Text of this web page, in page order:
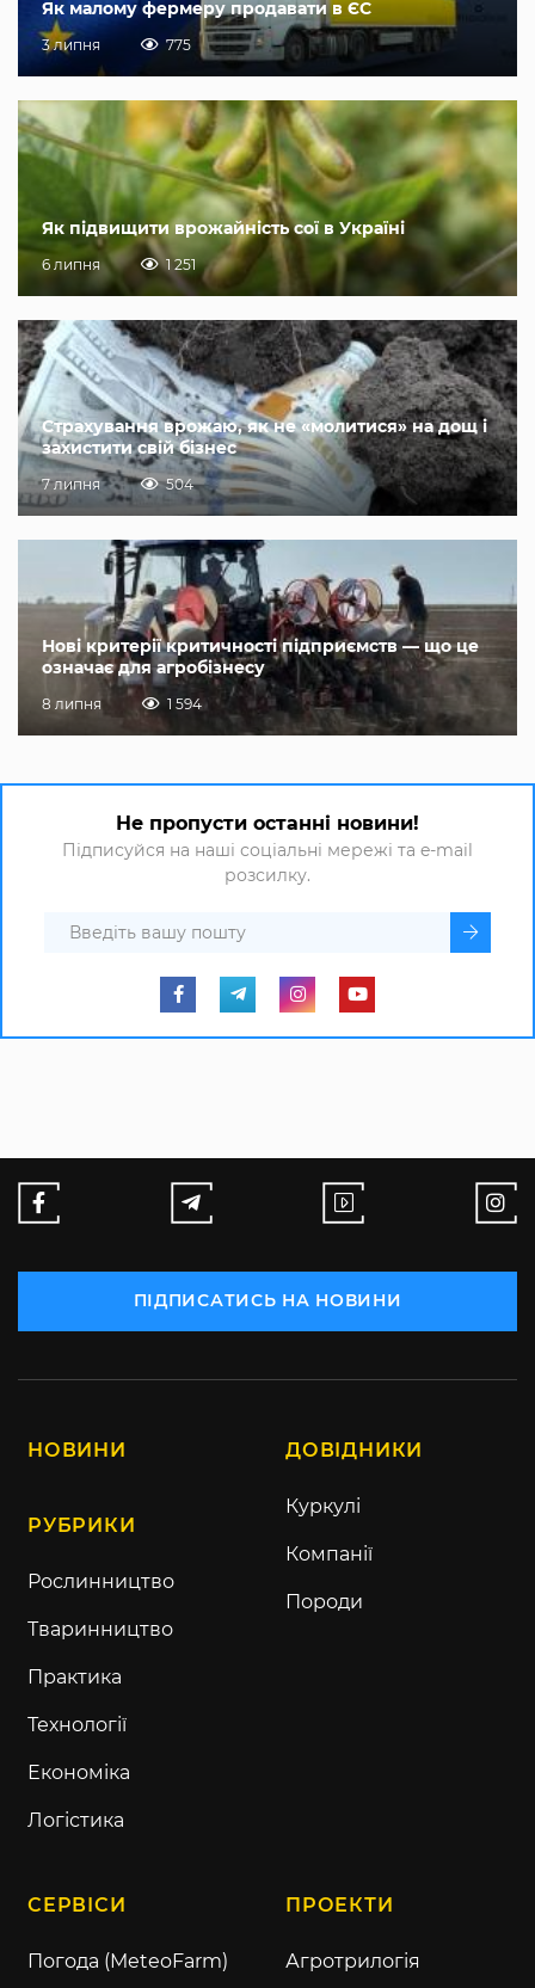
Як малому фермеру продавати в ЄС
3 липня 775
Як підвищити врожайність сої в Україні
6 липня 1 251
Страхування врожаю, як не «молитися» на дощ і
захистити свій бізнес
7 липня 504
Нові критерії критичності підприємств — що це
означає для агробізнесу
8 липня 1 594
Не пропусти останні новини!
Підписуйся на наші соціальні мережі та e-mail
розсилку.
ПІДПИСАТИСЬ НА НОВИНИ
НОВИНИ
РУБРИКИ
Рослинництво
Тваринництво
Практика
Технології
Економіка
Логістика
ДОВІДНИКИ
Куркулі
Компанії
Породи
СЕРВІСИ
Погода (MeteoFarm)
ПРОЕКТИ
Агротрилогія